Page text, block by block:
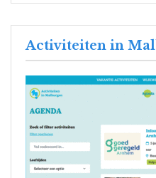
Activiteiten in